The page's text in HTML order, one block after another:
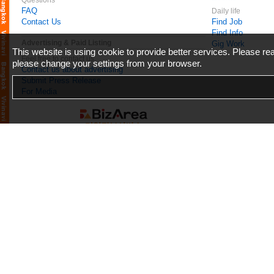
FAQ
Contact Us
Feel free to contact us
Contact us about advertising
Submit Press Release
For Media
Daily life
Find Job
Find Info
Gig Work
This website is using cookie to provide better services. Please
please change your settings from your browser.